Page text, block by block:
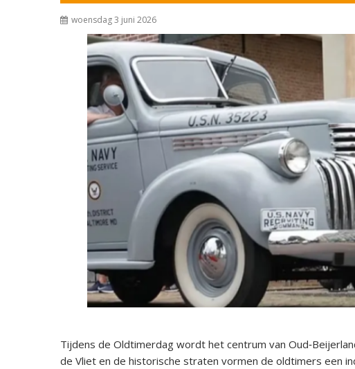
woensdag 3 juni 2026
Tijdens de Oldtimerdag wordt het centrum van
de Vliet en de historische straten vormen de oldtimers een